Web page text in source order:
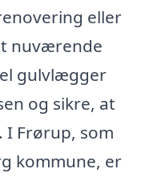
eller
nuværende
gulvlægger
og sikre, at
Frørup, som
kommune, er